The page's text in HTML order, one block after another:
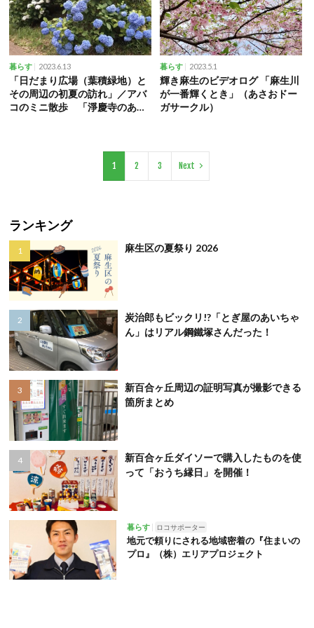
暮らす 2023.6.13
「日だまり広場（葉積緑地）と
その周辺の初夏の訪れ」／アバ
コのミニ散歩 「淨慶寺のあじ
暮らす 2023.5.1
輝き麻生のビデオログ 「麻生川
が一番輝くとき」（あさおドー
ガサークル）
1 2 3 Next
ランキング
麻生区の夏祭り 2026
炭治郎もビックリ!?「とぎ屋のあいちゃ
ん」はリアル鋼鐵塚さんだった！
新百合ヶ丘周辺の証明写真が撮影できる
箇所まとめ
新百合ヶ丘ダイソーで購入したものを使
って「おうち縁日」を開催！
暮らす ロコサポーター
地元で頼りにされる地域密着の『住まいの
プロ』（株）エリアプロジェクト